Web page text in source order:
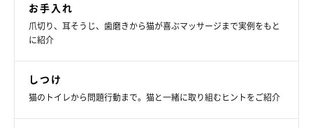
お手入れ
爪切り、耳そうじ、歯磨きから猫が喜ぶマッサージまで実例をもと
に紹介
しつけ
猫のトイレから問題行動まで。猫と一緒に取り組むヒントをご紹介